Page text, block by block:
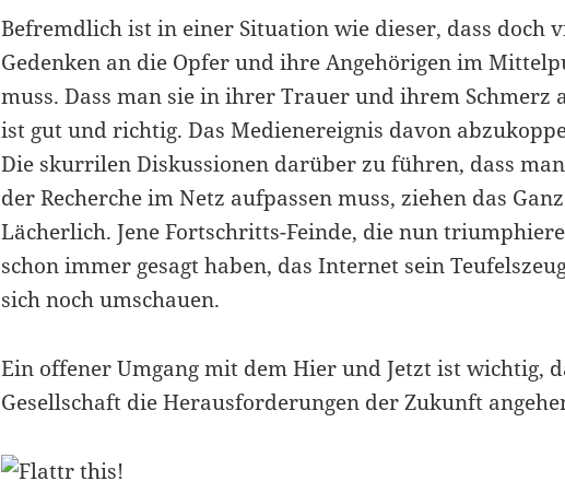
Befremdlich ist in einer Situation wie dieser, dass doch
Gedenken an die Opfer und ihre Angehörigen im
muss. Dass man sie in ihrer Trauer und ihrem Schmerz
ist gut und richtig. Das Medienereignis davon
Die skurrilen Diskussionen darüber zu führen, dass
der Recherche im Netz aufpassen muss, ziehen das
Lächerlich. Jene Fortschritts-Feinde, die nun
schon immer gesagt haben, das Internet sein
sich noch umschauen.
Ein offener Umgang mit dem Hier und Jetzt ist wichtig,
Gesellschaft die Herausforderungen der Zukunft